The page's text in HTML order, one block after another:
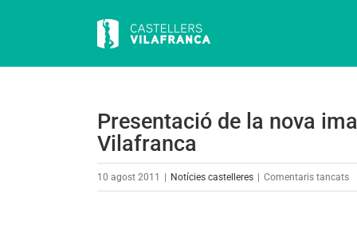
Presentació de la nova
Vilafranca
10 agost 2011 Notícies castelleres Comentaris tancatsa